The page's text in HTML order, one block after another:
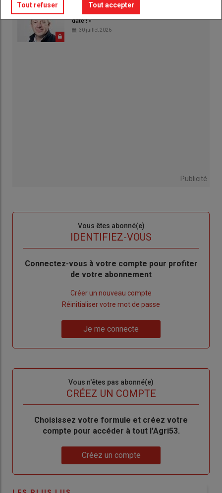
Luc Smessaert : « Cette loi d'urgence fera
date ! »
30 juillet 2026
Publicité
Vous êtes abonné(e)
IDENTIFIEZ-VOUS
Body
Connectez-vous à votre compte pour profiter
de votre abonnement
Créer un nouveau compte
de
Réinitialiser votre mot de passe
me
Je me connecte
Vous n'êtes pas abonné(e)
CRÉEZ UN COMPTE
BodyChoisissez votre formule et créez votre
compte pour accéder à tout l'Agri53.
Créez un compte
Tout refuser Tout accepter